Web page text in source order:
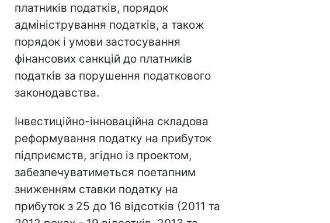
платників податків, порядок
адміністрування податків, а також
порядок і умови застосування
фінансових санкцій до платників
податків за порушення податкового
законодавства.
Інвестиційно-інноваційна складова
реформування податку на прибуток
підприємств, згідно із проектом,
забезпечуватиметься поетапним
зниженням ставки податку на
прибуток з 25 до 16 відсотків (2011 та